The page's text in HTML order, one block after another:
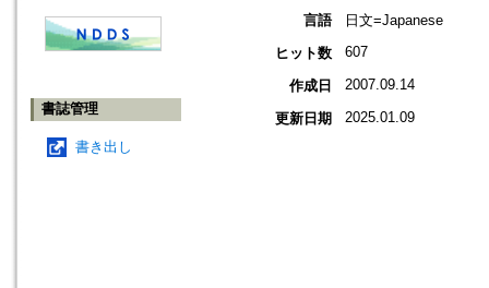
書誌管理
書き出し
言語
日文=Japanese
ヒット数
607
作成日 2007.09.14
更新日期 2025.01.09